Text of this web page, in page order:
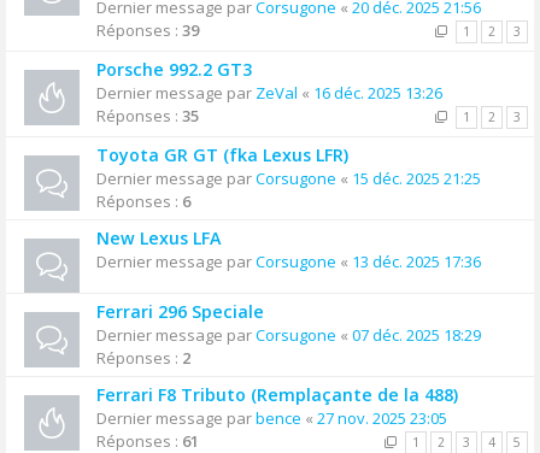
Dernier message parCorsugone « 20 déc. 2025 21:56
Réponses : 39 1 2 3
Porsche 992.2 GT3
Dernier message par ZeVal « 16 déc. 2025 13:26
Réponses : 35 1 2 3
Toyota GR GT (fka Lexus LFR)
Dernier message parCorsugone « 15 déc. 2025 21:25
Réponses : 6
New Lexus LFA
Dernier message parCorsugone « 13 déc. 2025 17:36
Ferrari 296 Speciale
Dernier message parCorsugone « 07 déc. 2025 18:29
Réponses : 2
Ferrari F8 Tributo (Remplaçante de la 488)
Dernier message parbence « 27 nov. 2025 23:05
Réponses : 61 1 2 3 4 5